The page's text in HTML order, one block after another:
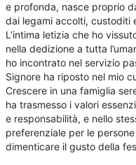
e profonda, nasce proprio
dai legami accolti, custoditi
L’intima letizia che ho
nella dedizione a tutta
ho incontrato nel servizio
Signore ha riposto nel mio
Crescere in una famiglia
ha trasmesso i valori
e responsabilità, e nello
preferenziale per le
dimenticare il gusto della